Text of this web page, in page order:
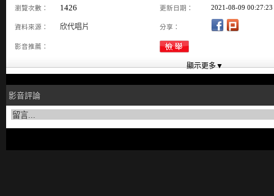
瀏覽次數： 1426 更新日期： 2021-08-09 00:27:23
資料來源： 欣代唱片 分享：
影音推薦：
影音評論